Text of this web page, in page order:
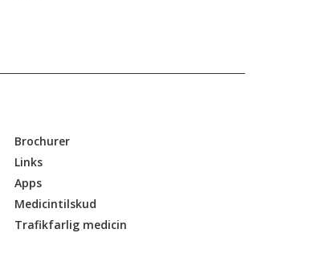
Brochurer
Links
Apps
Medicintilskud
Trafikfarlig medicin